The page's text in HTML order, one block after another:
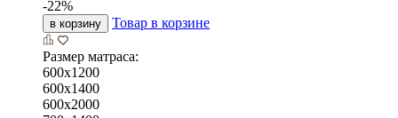
-22%
в корзину Товар в корзине
Размер матраса:
600х1200
600х1400
600х2000